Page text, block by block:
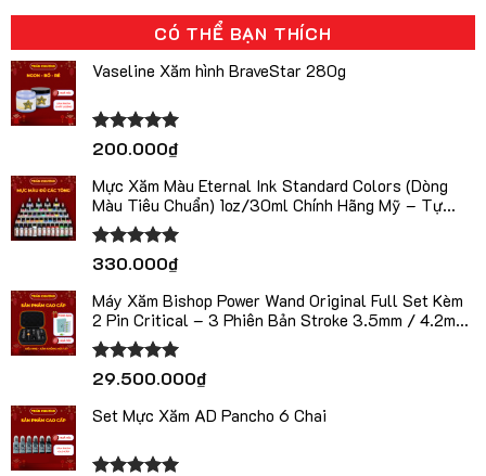
CÓ THỂ BẠN THÍCH
Vaseline Xăm hình BraveStar 280g
Được xếp
5 sao
200.000₫
Mực Xăm Màu Eternal Ink Standard Colors (Dòng
Màu Tiêu Chuẩn) 1oz/30ml Chính Hãng Mỹ – Tự
Chọn Màu
Được xếp
5 sao
330.000₫
Máy Xăm Bishop Power Wand Original Full Set Kèm
2 Pin Critical – 3 Phiên Bản Stroke 3.5mm / 4.2mm
/ 5.0mm
Được xếp
5 sao
29.500.000₫
Set Mực Xăm AD Pancho 6 Chai